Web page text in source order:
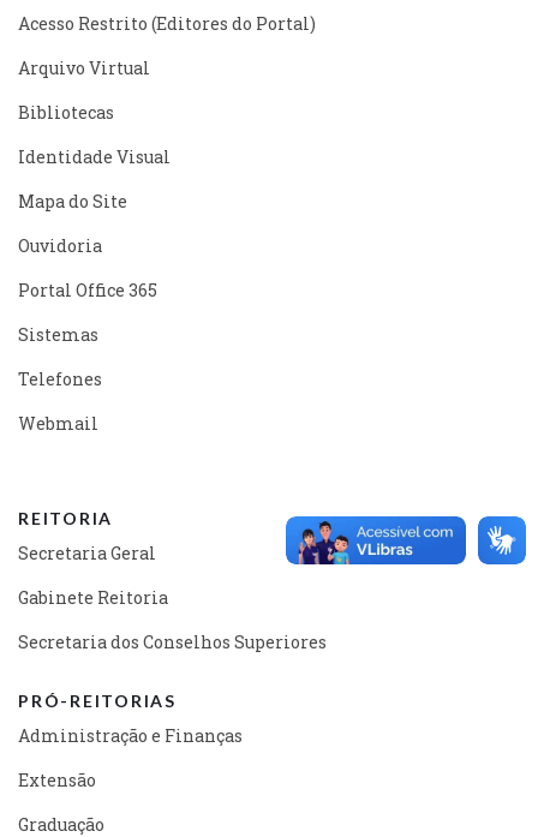
Acesso Restrito (Editores do Portal)
Arquivo Virtual
Bibliotecas
Identidade Visual
Mapa do Site
Ouvidoria
Portal Office 365
Sistemas
Telefones
Webmail
REITORIA
Secretaria Geral
Gabinete Reitoria
Secretaria dos Conselhos Superiores
PRÓ-REITORIAS
Administração e Finanças
Extensão
Graduação